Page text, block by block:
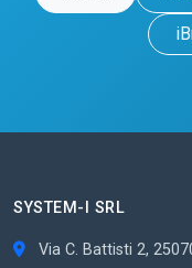
SYSTEM-I SRL
Via C. Battisti 2,